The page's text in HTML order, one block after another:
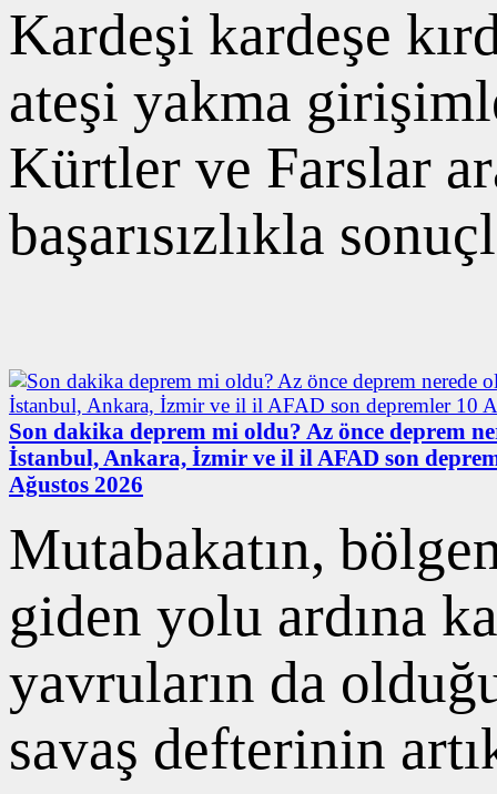
Kardeşi kardeşe
ateşi yakma
Kürtler ve Farslar
başarısızlıkla
Son dakika deprem mi oldu? Az önce deprem
İstanbul, Ankara, İzmir ve il il AFAD son
Ağustos 2026
Mutabakatın,
giden yolu ardına
yavruların da
savaş defterinin